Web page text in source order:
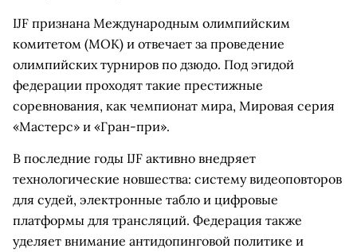
IJF признана Международным олимпийским
комитетом (МОК) и отвечает за проведение
олимпийских турниров по дзюдо. Под эгидой
федерации проходят такие престижные
соревнования, как чемпионат мира, Мировая серия
«Мастерс» и «Гран-при».
В последние годы IJF активно внедряет
технологические новшества: систему видеоповторов
для судей, электронные табло и цифровые
платформы для трансляций. Федерация также
уделяет внимание антидопинговой политике и